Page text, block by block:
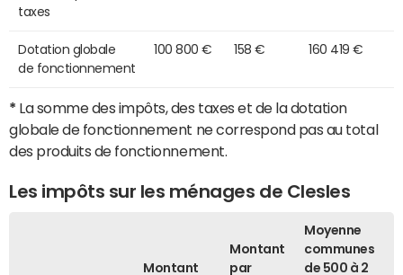
taxes
Dotation globale
de fonctionnement
100 800 € 158 € 160 419 €
* La somme des impôts, des taxes et de la dotation
globale de fonctionnement ne correspond pas au total
des produits de fonctionnement.
Les impôts sur les ménages de Clesles
Montant
Montant
par
Moyenne
communes
de 500 à 2